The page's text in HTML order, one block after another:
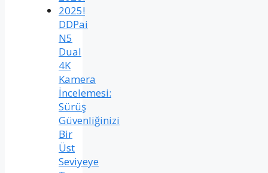
2025!
DDPai
N5
Dual
4K
Kamera
İncelemesi:
Sürüş
Güvenliğinizi
Bir
Üst
Seviyeye